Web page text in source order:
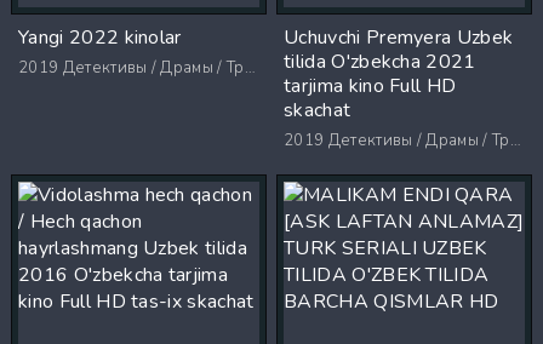
Yangi 2022 kinolar
2019 Детективы / Драмы / Триллеры / Ужасы
Uchuvchi Premyera Uzbek
tilida O'zbekcha 2021
tarjima kino Full HD
skachat
2019 Детективы / Драмы / Триллеры / Ужасы